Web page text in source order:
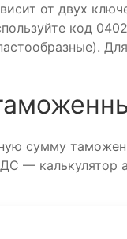
от двух
код
сумму
— калькулятор